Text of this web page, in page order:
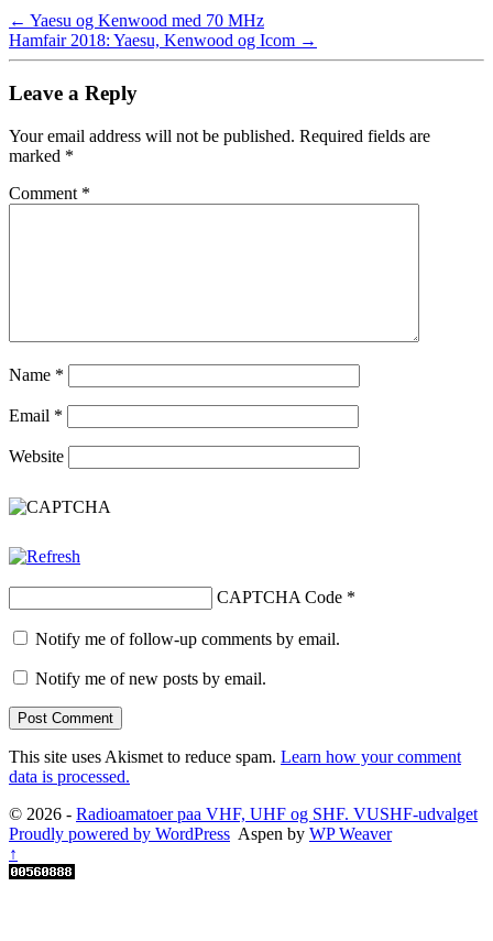
← Yaesu og Kenwood med 70 MHz
Hamfair 2018: Yaesu, Kenwood og Icom →
Leave a Reply
Your email address will not be published. Required fields are
marked *
Comment *
Name *
Email *
Website
CAPTCHA Code *
Notify me of follow-up comments by email.
Notify me of new posts by email.
This site uses Akismet to reduce spam. Learn how your comment
data is processed.
© 2026 - Radioamatoer paa VHF, UHF og SHF. VUSHF-udvalget
Proudly powered by WordPress Aspen by WP Weaver
↑